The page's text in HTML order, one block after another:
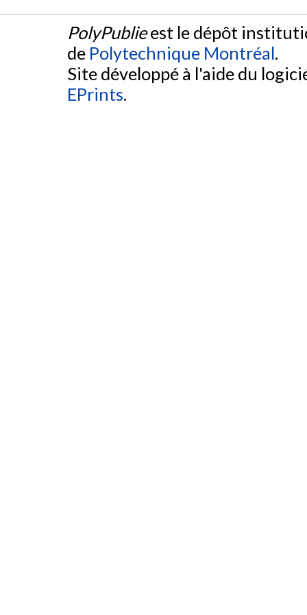
PolyPublieest le dépôt
de Polytechnique Montréal.
Site développé à l'aide du
EPrints.